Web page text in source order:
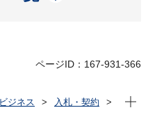
ページID：167-931-366
ビジネス
入札・契約
現在